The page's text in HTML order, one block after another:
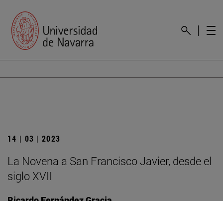
14 | 03 | 2023
La Novena a San Francisco Javier, desde el
siglo XVII